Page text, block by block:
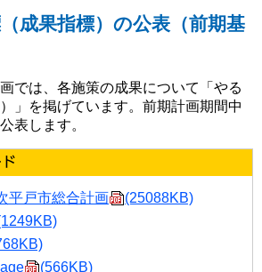
成果指標）の公表（前期基
では、各施策の成果について「やる
」を掲げています。前期計画期間中
表します。
平戸市総合計画
(25088KB)
(566KB)